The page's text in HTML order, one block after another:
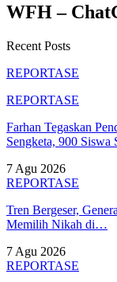
WFH –
Recent Posts
REPORTASE
REPORTASE
Farhan Tegaskan
Sengketa, 900
7 Agu 2026
REPORTASE
Tren Bergeser,
Memilih Nikah di…
7 Agu 2026
REPORTASE